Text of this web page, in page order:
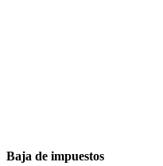
Baja de impuestos